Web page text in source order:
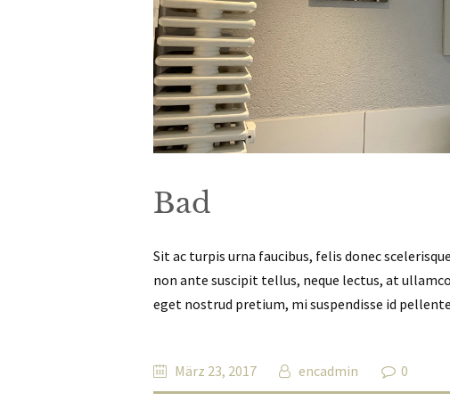
Bad
Sit ac turpis urna faucibus, felis donec
non ante suscipit tellus, neque lectus, at
eget nostrud pretium, mi suspendisse id
März 23, 2017 encadmin 0